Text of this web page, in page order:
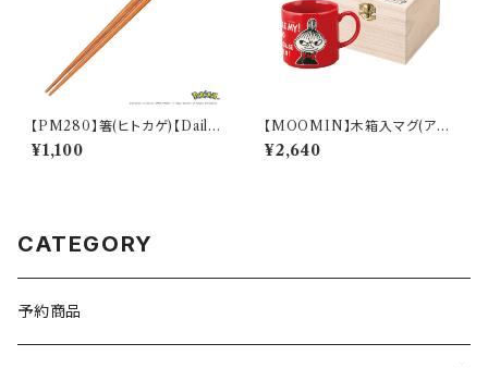
【PM280】箸(ヒトカゲ)【Daily
Sketch】PM282-840
¥1,100
【MOOMIN】木箱入マグ(アイ
ムリトルミイ)【MM16000】M
M16001-11H
¥2,640
CATEGORY
予約商品